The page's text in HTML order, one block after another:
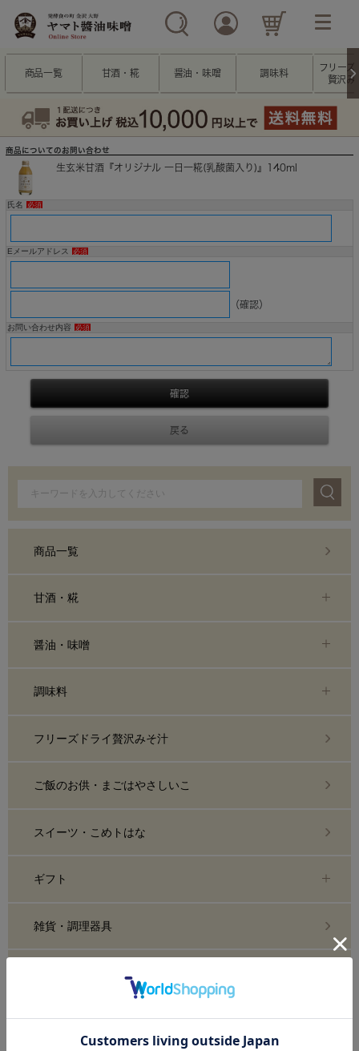
商品一覧 甘酒・糀 醤油・味噌 調味料
フリーズ
贅沢み
商品についてのお問い合わせ
生玄米甘酒『オリジナル 一日一糀(乳酸菌入り)』140ml
氏名 必須
Eメールアドレス 必須
（確認）
お問い合わせ内容 必須
商品一覧
甘酒・糀
醤油・味噌
調味料
フリーズドライ贅沢みそ汁
ご飯のお供・まごはやさしいこ
スイーツ・こめトはな
ギフト
雑貨・調理器具
おまとめ買い・定期購入